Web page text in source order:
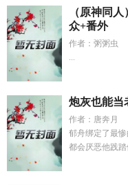
（原神同
众+番外
作者：粥粥虫
...
炮灰也能当
作者：唐奔月
郁舟绑定了最
都会厌恶他践